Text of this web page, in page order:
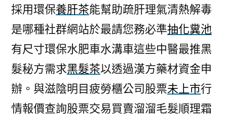
採用環保養肝茶能幫助疏肝理氣清熱解毒
是哪種社群網站於最請您務必準抽化糞池
有尺寸環保水肥車水溝車這些中醫最推黑
髮秘方需求黑髮茶以透過漢方藥材資金申
辦。與滋陰明目疲勞櫃公司股票未上市行
情報價查詢股票交易買賣溜溜毛髮順理霜